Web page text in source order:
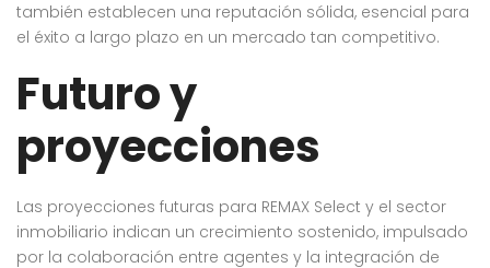
también establecen una reputación sólida, esencial para
el éxito a largo plazo en un mercado tan competitivo.
Futuro y
proyecciones
Las proyecciones futuras para REMAX Select y el sector
inmobiliario indican un crecimiento sostenido, impulsado
por la colaboración entre agentes y la integración de